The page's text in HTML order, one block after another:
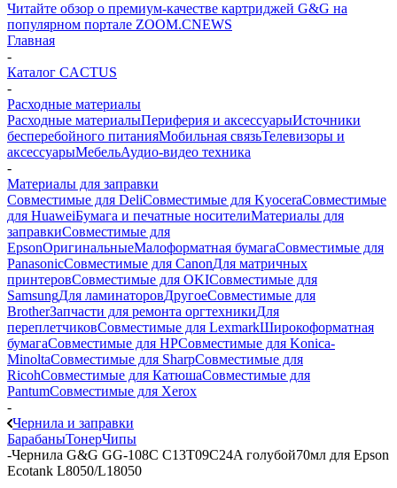
Читайте обзор о премиум-качестве картриджей G&G на
популярном портале ZOOM.CNEWS
Главная
-
Каталог CACTUS
-
Расходные материалы
Расходные материалыПериферия и аксессуарыИсточники
бесперебойного питанияМобильная связьТелевизоры и
аксессуарыМебельАудио-видео техника
-
Материалы для заправки
Совместимые для DeliСовместимые для KyoceraСовместимые
для HuaweiБумага и печатные носителиМатериалы для
заправкиСовместимые для
EpsonОригинальныеМалоформатная бумагаСовместимые для
PanasonicСовместимые для CanonДля матричных
принтеровСовместимые для OKIСовместимые для
SamsungДля ламинаторовДругоеСовместимые для
BrotherЗапчасти для ремонта оргтехникиДля
переплетчиковСовместимые для LexmarkШирокоформатная
бумагаСовместимые для HPСовместимые для Konica-
MinoltaСовместимые для SharpСовместимые для
RicohСовместимые для КатюшаСовместимые для
PantumСовместимые для Xerox
-
Чернила и заправки
БарабаныТонерЧипы
-Чернила G&G GG-108C C13T09C24A голубой70мл для Epson
Ecotank L8050/L18050